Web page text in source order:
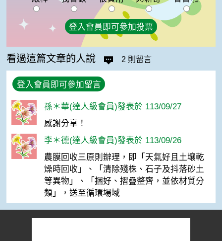
登入會員即可參加投票
看過這篇文章的人說 2 則留言
登入會員即可參加留言
孫＊華(達人級會員)發表於 113/09/27
感謝分享！
李＊德(達人級會員)發表於 113/09/26
農膜回收三原則辦理，即「天氣好且土壤乾
燥時回收」、「清除殘株、石子及抖落砂土
等異物」、「捆好、摺疊整齊，並依材質分
類」，送至循環場域